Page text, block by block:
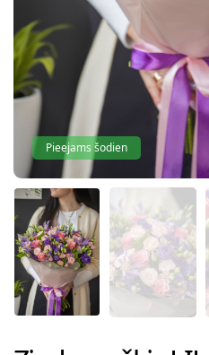
Pieejams šodien